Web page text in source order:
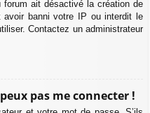
forum ait désactivé la création de
avoir banni votre IP ou interdit le
Contactez un administrateur
pas me connecter !